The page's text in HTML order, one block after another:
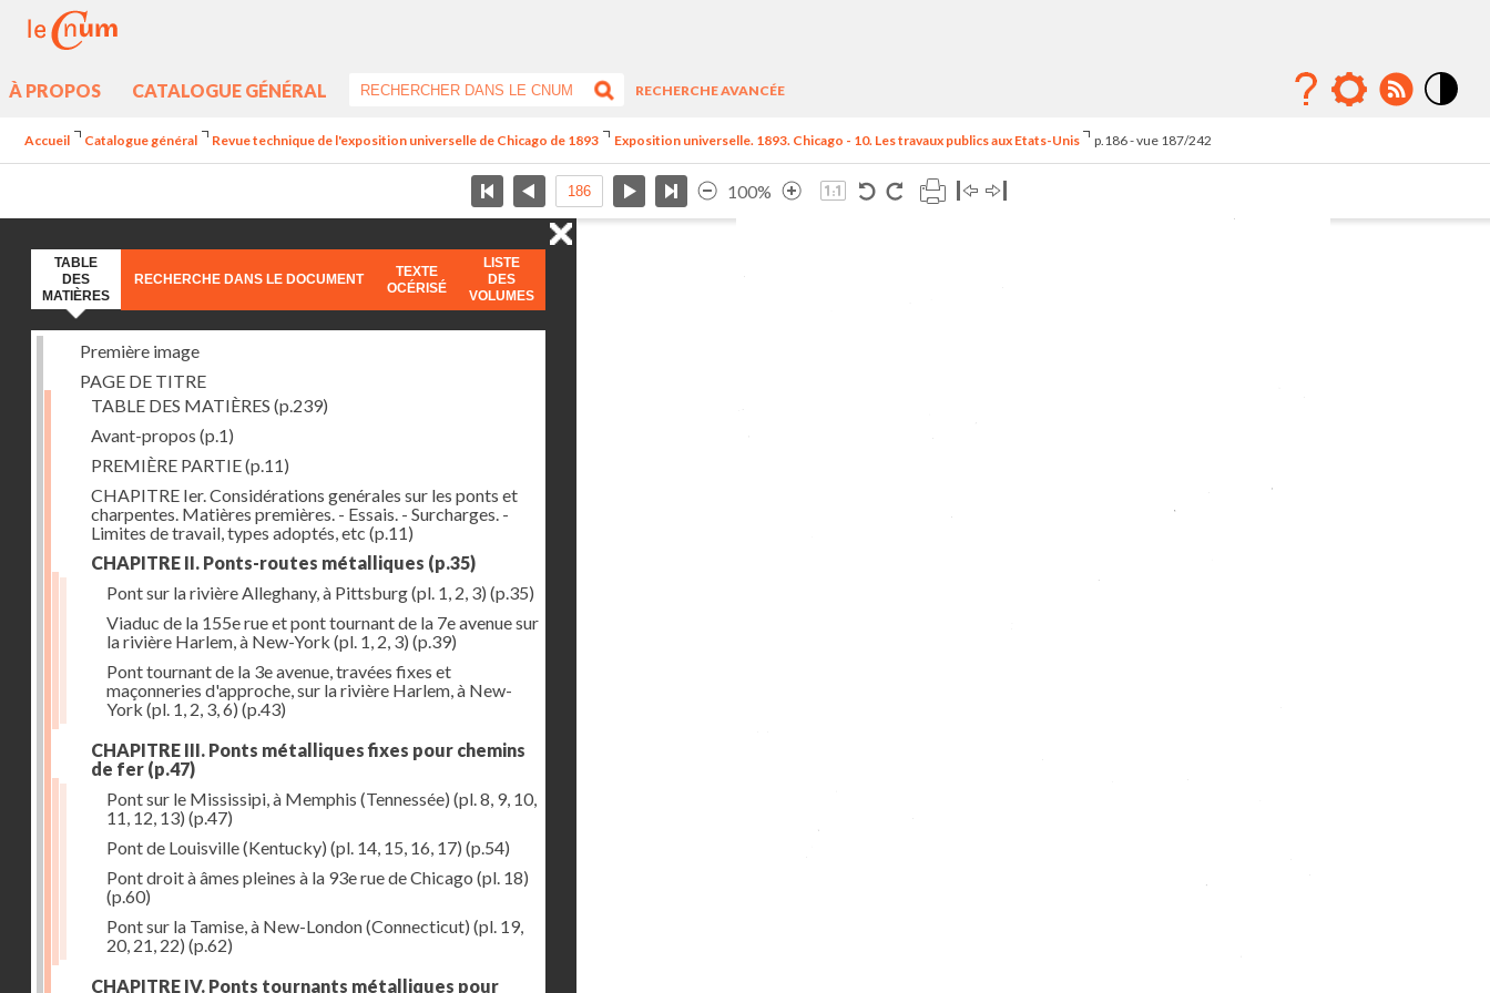
À PROPOS CATALOGUE GÉNÉRAL
RECHERCHE AVANCÉE
Accueil Catalogue général Revue technique de l'exposition universelle de Chicago de 1893 Exposition universelle. 1893. Chicago - 10. Les travaux publics aux Etats-Unis p.186 - vue 187/242
100%
TABLE
DES
MATIÈRES
RECHERCHE DANS LE DOCUMENT
TEXTE
OCÉRISÉ
LISTE
DES
VOLUMES
Première image
PAGE DE TITRE
TABLE DES MATIÈRES (p.239)
Avant-propos (p.1)
PREMIÈRE PARTIE(p.11)
CHAPITRE Ier. Considérations genérales sur les ponts et
charpentes. Matières premières. - Essais. - Surcharges. -
Limites de travail, types adoptés, etc (p.11)
CHAPITRE II. Ponts-routes métalliques (p.35)
Pont sur la rivière Alleghany, à Pittsburg (pl. 1, 2, 3) (p.35)
Viaduc de la 155e rue et pont tournant de la 7e avenue sur
la rivière Harlem, à New-York (pl. 1, 2, 3) (p.39)
Pont tournant de la 3e avenue, travées fixes et
maçonneries d'approche, sur la rivière Harlem, à New-
York (pl. 1, 2, 3, 6) (p.43)
CHAPITRE III. Ponts métalliques fixes pour chemins
de fer (p.47)
Pont sur le Mississipi, à Memphis (Tennessée) (pl. 8, 9, 10,
11, 12, 13) (p.47)
Pont de Louisville (Kentucky) (pl. 14, 15, 16, 17) (p.54)
Pont droit à âmes pleines à la 93e rue de Chicago (pl. 18)
(p.60)
Pont sur la Tamise, à New-London (Connecticut) (pl. 19,
20, 21, 22) (p.62)
CHAPITRE IV. Ponts tournants métalliques pour